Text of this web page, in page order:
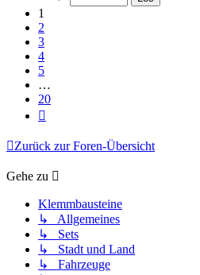
1
2
3
4
5
…
20
Zurück zur Foren-Übersicht
Gehe zu
Klemmbausteine
↳ Allgemeines
↳ Sets
↳ Stadt und Land
↳ Fahrzeuge